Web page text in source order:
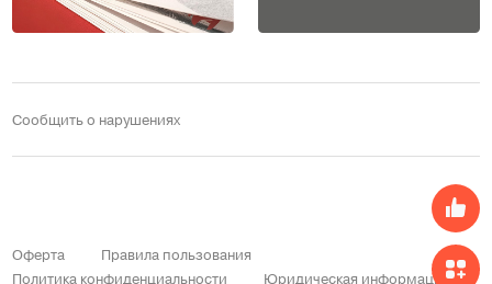
Сообщить о нарушениях
Оферта
Правила пользования
Политика конфиденциальности
Юридическая информация